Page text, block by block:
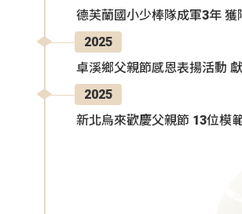
德芙蘭國小少棒隊成軍3年 獲
2025
卓溪鄉父親節感恩表揚活動
2025
新北烏來歡慶父親節 13位模